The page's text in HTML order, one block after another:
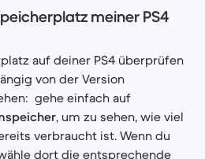
meiner PS4
auf deiner PS4 überprüfen
von der Version
gehe einfach auf
, um zu sehen, wie viel
verbraucht ist. Wenn du
dort die entsprechende